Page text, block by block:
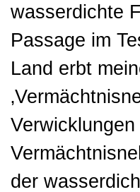
wasserdichte
Passage im
Land erbt
der